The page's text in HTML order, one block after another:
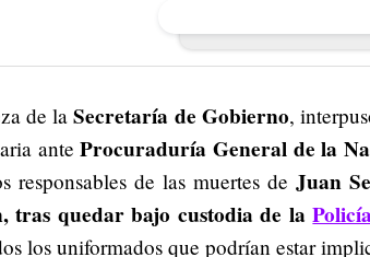
de laSecretaría de Gobierno,
anteProcuraduría General de la
responsables de las muertes de Juan
tras quedar bajo custodia de la
los uniformados que podrían estar